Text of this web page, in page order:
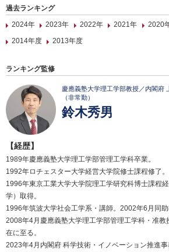
過去ランキング
2024年
2023年 2022年 2021年 2020
2014年度
2013年度
ランキング監修
慶應義塾大学理工学部教授／内閣府
（非常勤）
鈴木秀男
【経歴】
1989年慶應義塾大学理工学部管理工学科卒業。
1992年ロチェスター大学経営大学院修士課程修了。
1996年東京工業大学大学院理工学研究科博士課程
学）取得。
1996年筑波大学社会工学系・講師。2002年6月同助
2008年4月慶應義塾大学理工学部管理工学科・准
在に至る。
2023年4月内閣府 科学技術・イノベーション推進